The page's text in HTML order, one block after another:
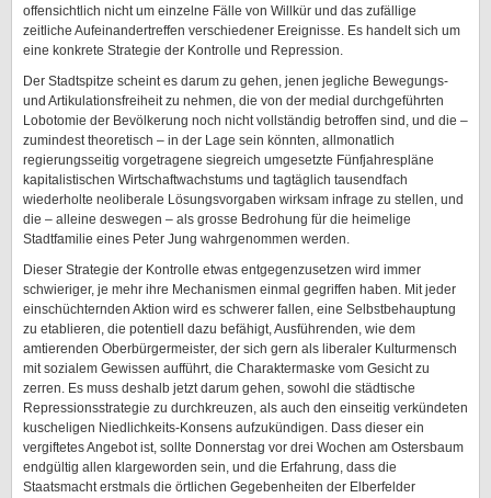
offensichtlich nicht um einzelne Fälle von Willkür und das zufällige
zeitliche Aufeinandertreffen verschiedener Ereignisse. Es handelt sich um
eine konkrete Strategie der Kontrolle und Repression.
Der Stadtspitze scheint es darum zu gehen, jenen jegliche Bewegungs-
und Artikulationsfreiheit zu nehmen, die von der medial durchgeführten
Lobotomie der Bevölkerung noch nicht vollständig betroffen sind, und die –
zumindest theoretisch – in der Lage sein könnten, allmonatlich
regierungsseitig vorgetragene siegreich umgesetzte Fünfjahrespläne
kapitalistischen Wirtschaftwachstums und tagtäglich tausendfach
wiederholte neoliberale Lösungsvorgaben wirksam infrage zu stellen, und
die – alleine deswegen – als grosse Bedrohung für die heimelige
Stadtfamilie eines Peter Jung wahrgenommen werden.
Dieser Strategie der Kontrolle etwas entgegenzusetzen wird immer
schwieriger, je mehr ihre Mechanismen einmal gegriffen haben. Mit jeder
einschüchternden Aktion wird es schwerer fallen, eine Selbstbehauptung
zu etablieren, die potentiell dazu befähigt, Ausführenden, wie dem
amtierenden Oberbürgermeister, der sich gern als liberaler Kulturmensch
mit sozialem Gewissen aufführt, die Charaktermaske vom Gesicht zu
zerren. Es muss deshalb jetzt darum gehen, sowohl die städtische
Repressionsstrategie zu durchkreuzen, als auch den einseitig verkündeten
kuscheligen Niedlichkeits-Konsens aufzukündigen. Dass dieser ein
vergiftetes Angebot ist, sollte Donnerstag vor drei Wochen am Ostersbaum
endgültig allen klargeworden sein, und die Erfahrung, dass die
Staatsmacht erstmals die örtlichen Gegebenheiten der Elberfelder